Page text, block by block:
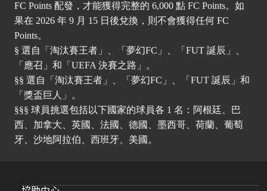
FC Points 配發，才能獲得完整的 6,000 點 FC Points。如
果在 2026 年 9 月 15 日後兌換，則不會獲得任何 FC
Points。
§ 選自「淘汰賽王者」、「夢幻FC」、「FUT 誕辰」、
「應召」和「UEFA 決賽之路」。
§§ 選自「淘汰賽王者」、「夢幻FC」、「FUT 誕辰」和
「獎盃巨人」。
§§§ 球員挑選包括以下國家的球員各 1 名：阿根廷、巴
西、加拿大、英國、法國、德國、墨西哥、荷蘭、葡萄
牙、沙地阿拉伯、西班牙、美國。